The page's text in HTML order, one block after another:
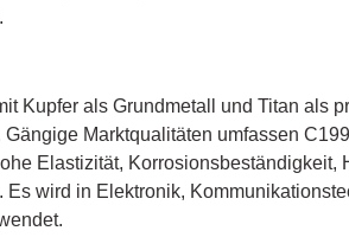
Kupfer als Grundmetall und Titan als
Marktqualitäten umfassen
Elastizität, Korrosionsbeständigkeit,
wird in Elektronik,